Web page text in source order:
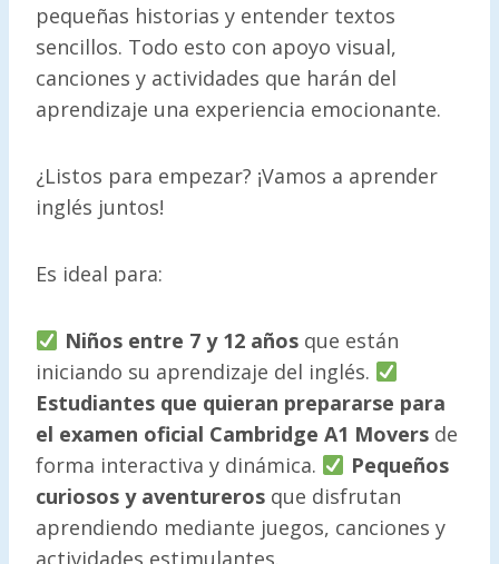
pequeñas historias y entender textos
sencillos. Todo esto con apoyo visual,
canciones y actividades que harán del
aprendizaje una experiencia emocionante.
¿Listos para empezar? ¡Vamos a aprender
inglés juntos!
Es ideal para:
Niños entre 7 y 12 añosque están
iniciando su aprendizaje del inglés.
Estudiantes que quieran prepararse para
el examen oficial Cambridge A1 Movers de
forma interactiva y dinámica.
Pequeños
curiosos y aventureros que disfrutan
aprendiendo mediante juegos, canciones y